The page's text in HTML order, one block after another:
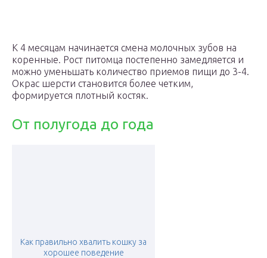
К 4 месяцам начинается смена молочных зубов на
коренные. Рост питомца постепенно замедляется и
можно уменьшать количество приемов пищи до 3-4.
Окрас шерсти становится более четким,
формируется плотный костяк.
От полугода до года
Как правильно хвалить кошку за
хорошее поведение